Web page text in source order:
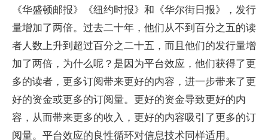
《华盛顿邮报》《纽约时报》和《华尔街日报》，发行
量增加了两倍。过去二十年，他们从不到百分之五的读
者人数上升到超过百分之二十五，而且他们的发行量增
加了两倍，为什么呢？是因为平台效应，他们获得了更
多的读者，更多订阅带来更好的内容，进一步带来了更
好的资金或更多的订阅量。更好的资金导致更好的内
容，从而带来更多的收入，更好的内容吸引了更多的订
阅量。平台效应的良性循环对信息技术同样适用。